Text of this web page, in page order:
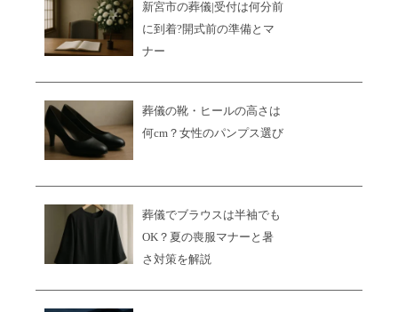
新宮市の葬儀|受付は何分前
に到着?開式前の準備とマ
ナー
葬儀の靴・ヒールの高さは
何cm？女性のパンプス選び
葬儀でブラウスは半袖でも
OK？夏の喪服マナーと暑
さ対策を解説